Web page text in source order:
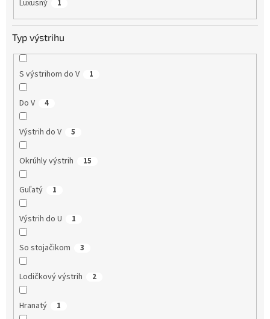
Luxusný 1
Typ výstrihu
S výstrihom do V 1
Do V 4
Výstrih do V 5
Okrúhly výstrih 15
Guľatý 1
Výstrih do U 1
So stojačikom 3
Lodičkový výstrih 2
Hranatý 1